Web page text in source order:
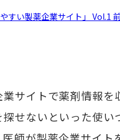
すい製薬企業サイト」 Vol.1
サイトで薬剤情報を
せないといった使い